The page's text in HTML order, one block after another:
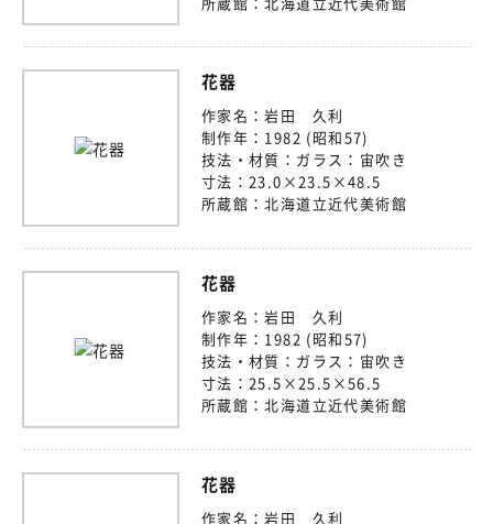
花器
作家名：岩田 久利
制作年： 1982 (昭和57)
技法・材質： ガラス：宙吹き
寸法： 23.0×23.5×48.5
所蔵館：北海道立近代美術館
花器
作家名：岩田 久利
制作年： 1982 (昭和57)
技法・材質： ガラス：宙吹き
寸法： 25.5×25.5×56.5
所蔵館：北海道立近代美術館
花器
作家名：岩田 久利